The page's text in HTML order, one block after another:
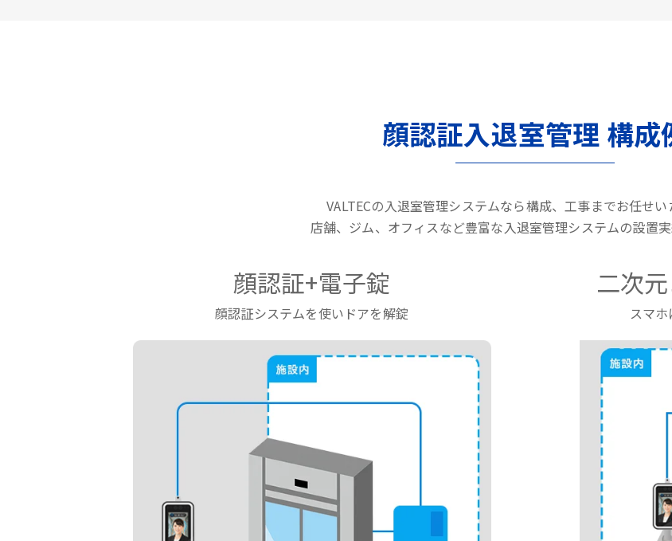
顔認証入退室管理 構成
VALTECの入退室管理システムなら構成、工事までお任せい
店舗、ジム、オフィスなど豊富な入退室管理システムの設置実
顔認証+電子錠
顔認証システムを使いドアを解錠
二次
スマ